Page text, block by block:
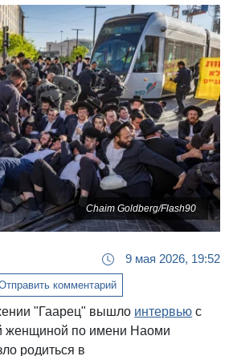
Chaim Goldberg/Flash90
9 мая 2026, 19:52
комментарий
"Гаарец" вышло интервью с
женщиной по имени Наоми
родиться в